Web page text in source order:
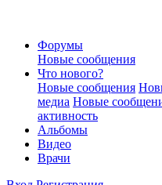
Форумы
Новые сообщения
Что нового?
Новые сообщения
медиа Новые
активность
Альбомы
Видео
Врачи